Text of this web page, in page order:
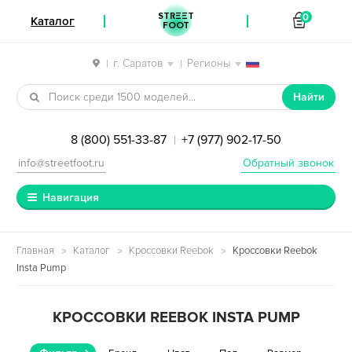
| г. Саратов | Регионы
Перейти к навигации
Перейти к содержимому
Найти
8 (800) 551-33-87 | +7 (977) 902-17-50
Обратный звонок
info@streetfoot.ru
Навигация
Главная Каталог Кроссовки Reebok
Кроссовки Reebok
Insta Pump
КРОССОВКИ REEBOK INSTA PUMP
Каталог STREET
FOOT
0